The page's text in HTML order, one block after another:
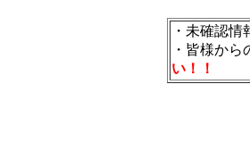
・未確認
・皆様か
い！！